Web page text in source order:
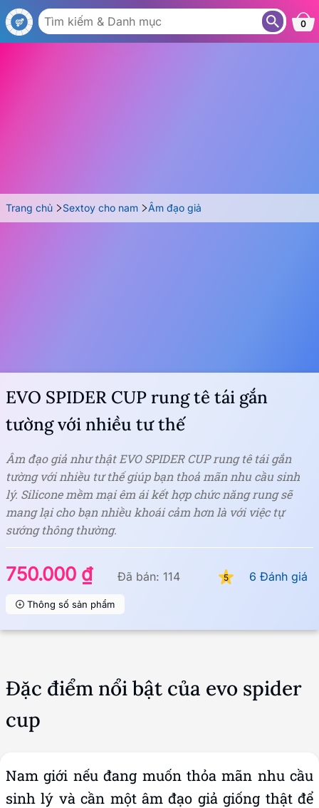
0
Trang chủ Sextoy cho nam Âm đạo giả
750.000 ₫ Đã bán: 114 5 6 Đánh giá
Thông số sản phẩm
EVO SPIDER CUP rung tê tái gắn
tường với nhiều tư thế
Âm đạo giả như thật EVO SPIDER CUP rung tê tái gắn
tường với nhiều tư thế giúp bạn thoả mãn nhu cầu sinh
lý. Silicone mềm mại êm ái kết hợp chức năng rung sẽ
mang lại cho bạn nhiều khoái cảm hơn là với việc tự
sướng thông thường.
Đặc điểm nổi bật của evo spider
cup
Nam giới nếu đang muốn thỏa mãn nhu cầu
sinh lý và cần một âm đạo giả giống thật để